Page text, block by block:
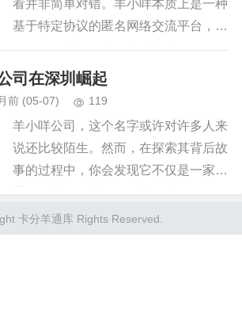
看并非简单对错。羊小咩本质上是一种
基于特定协议的匿名网络交流平台，其
自身代码和架构并无违法之处。然而，
这个平台所允许的言论自由度以及用户
司在深圳崛起
前 (05-07) 119
羊小咩公司，这个名字或许对许多人来
说还比较陌生。然而，在探索其背后故
事的过程中，你会发现它不仅是一家普
域里的一股新兴力量。总部位于中国的
南方城市深圳——这个被称为“创...
卡分羊通库 Rights Reserved.